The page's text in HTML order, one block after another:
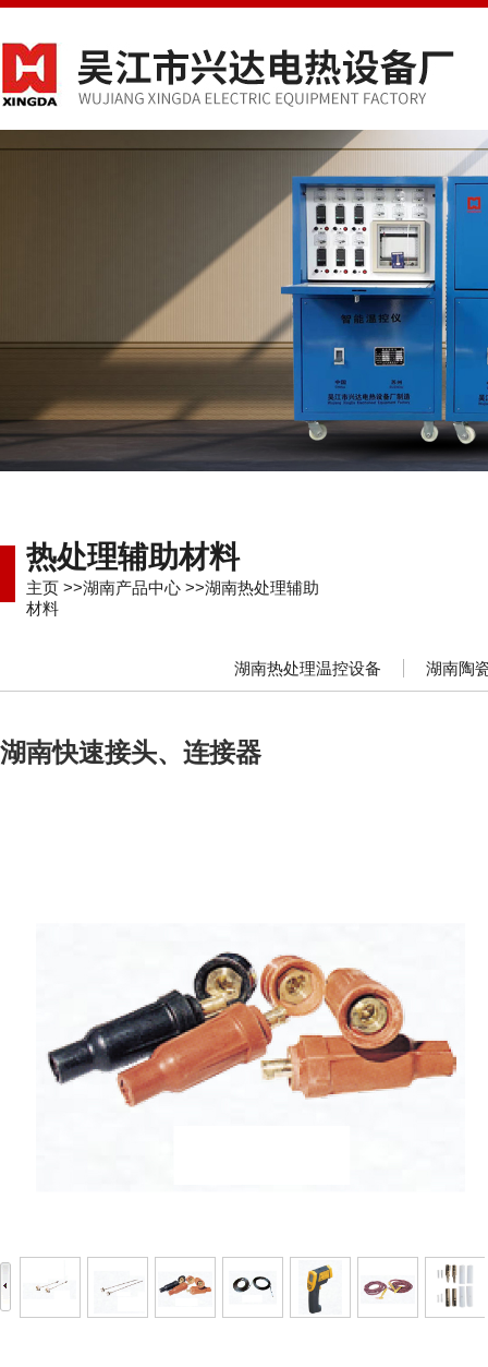
热处理辅助材料
主页 >>湖南产品中心 >>湖南热处理辅助
材料
湖南热处理温控设备 湖南陶
湖南快速接头、连接器